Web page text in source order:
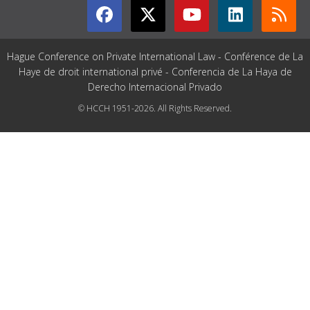
Hague Conference on Private International Law - Conférence de La
Haye de droit international privé - Conferencia de La Haya de
Derecho Internacional Privado
© HCCH 1951-2026. All Rights Reserved.